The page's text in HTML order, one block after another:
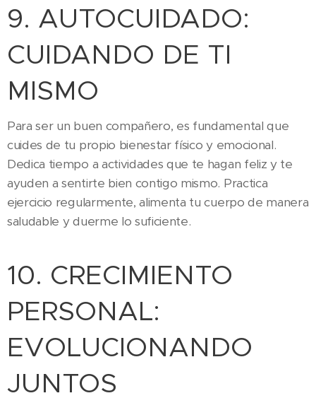
9. AUTOCUIDADO:
CUIDANDO DE TI
MISMO
Para ser un buen compañero, es fundamental que
cuides de tu propio bienestar físico y emocional.
Dedica tiempo a actividades que te hagan feliz y te
ayuden a sentirte bien contigo mismo. Practica
ejercicio regularmente, alimenta tu cuerpo de manera
saludable y duerme lo suficiente.
10. CRECIMIENTO
PERSONAL:
EVOLUCIONANDO
JUNTOS